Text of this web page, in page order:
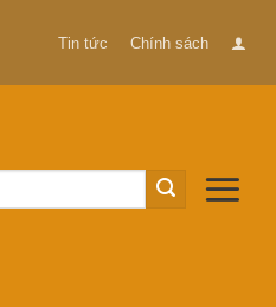
Tin tức Chính sách